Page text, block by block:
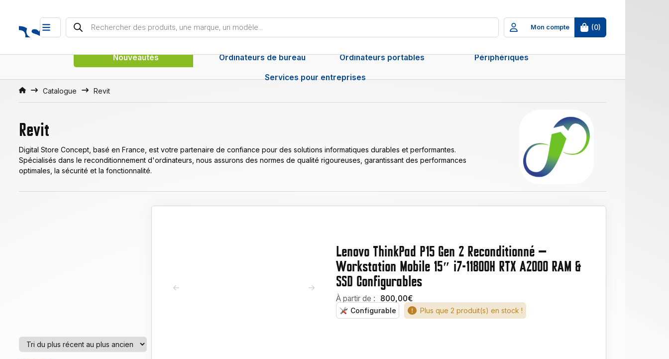
Recherche de produits
Mon compte (0)
Nouveautés Ordinateurs de bureau Ordinateurs portables Périphériques
Services pour entreprises
AccueilCatalogue Revit
Revit
Digital Store Concept, basé en France, est votre partenaire de confiance pour des solutions informatiques durables et performantes.
Spécialisés dans le reconditionnement d'ordinateurs, nous assurons des normes de qualité rigoureuses, garantissant des performances
optimales, la sécurité et la fonctionnalité.
Lenovo ThinkPad P15 Gen 2 Reconditionné —
Workstation Mobile 15″ i7-11800H RTX A2000 RAM &
SSD Configurables
À partir de : 800,00€
Configurable Plus que 2 produit(s) en stock !